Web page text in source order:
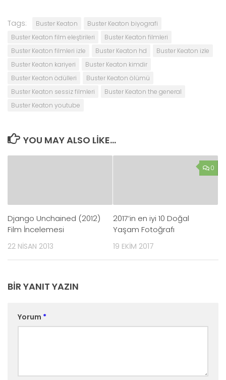
Tags: Buster Keaton
Buster Keaton biyografi
Buster Keaton film eleştirileri
Buster Keaton filmleri
Buster Keaton filmleri izle
Buster Keaton hd
Buster Keaton izle
Buster Keaton kariyeri
Buster Keaton kimdir
Buster Keaton ödülleri
Buster Keaton ölümü
Buster Keaton sessiz filmleri
Buster Keaton the general
Buster Keaton youtube
YOU MAY ALSO LIKE...
Django Unchained (2012)
Film İncelemesi
22 NISAN 2013
0
2017’in en iyi 10 Doğal
Yaşam Fotoğrafı
19 EKIM 2017
BIR YANIT YAZIN
Yorum *